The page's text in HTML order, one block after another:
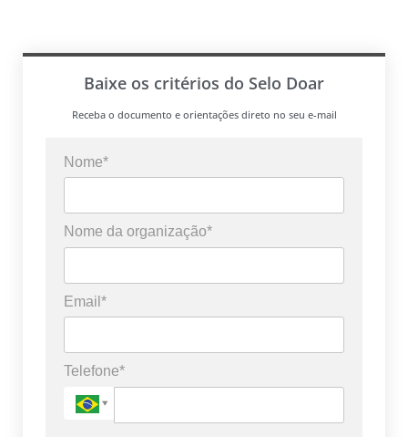
Baixe os critérios do Selo Doar
Receba o documento e orientações direto no seu e-mail
Nome*
Nome da organização*
Email*
Telefone*